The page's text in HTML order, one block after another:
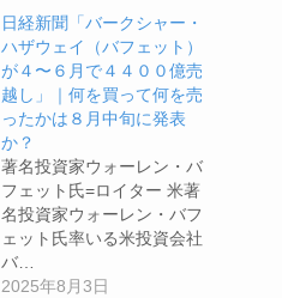
日経新聞「バークシャー・
ハザウェイ（バフェット）
が４〜６月で４４００億売
越し」｜何を買って何を売
ったかは８月中旬に発表
か？
著名投資家ウォーレン・バ
フェット氏=ロイター 米著
名投資家ウォーレン・バフ
ェット氏率いる米投資会社
バ…
2025年8月3日